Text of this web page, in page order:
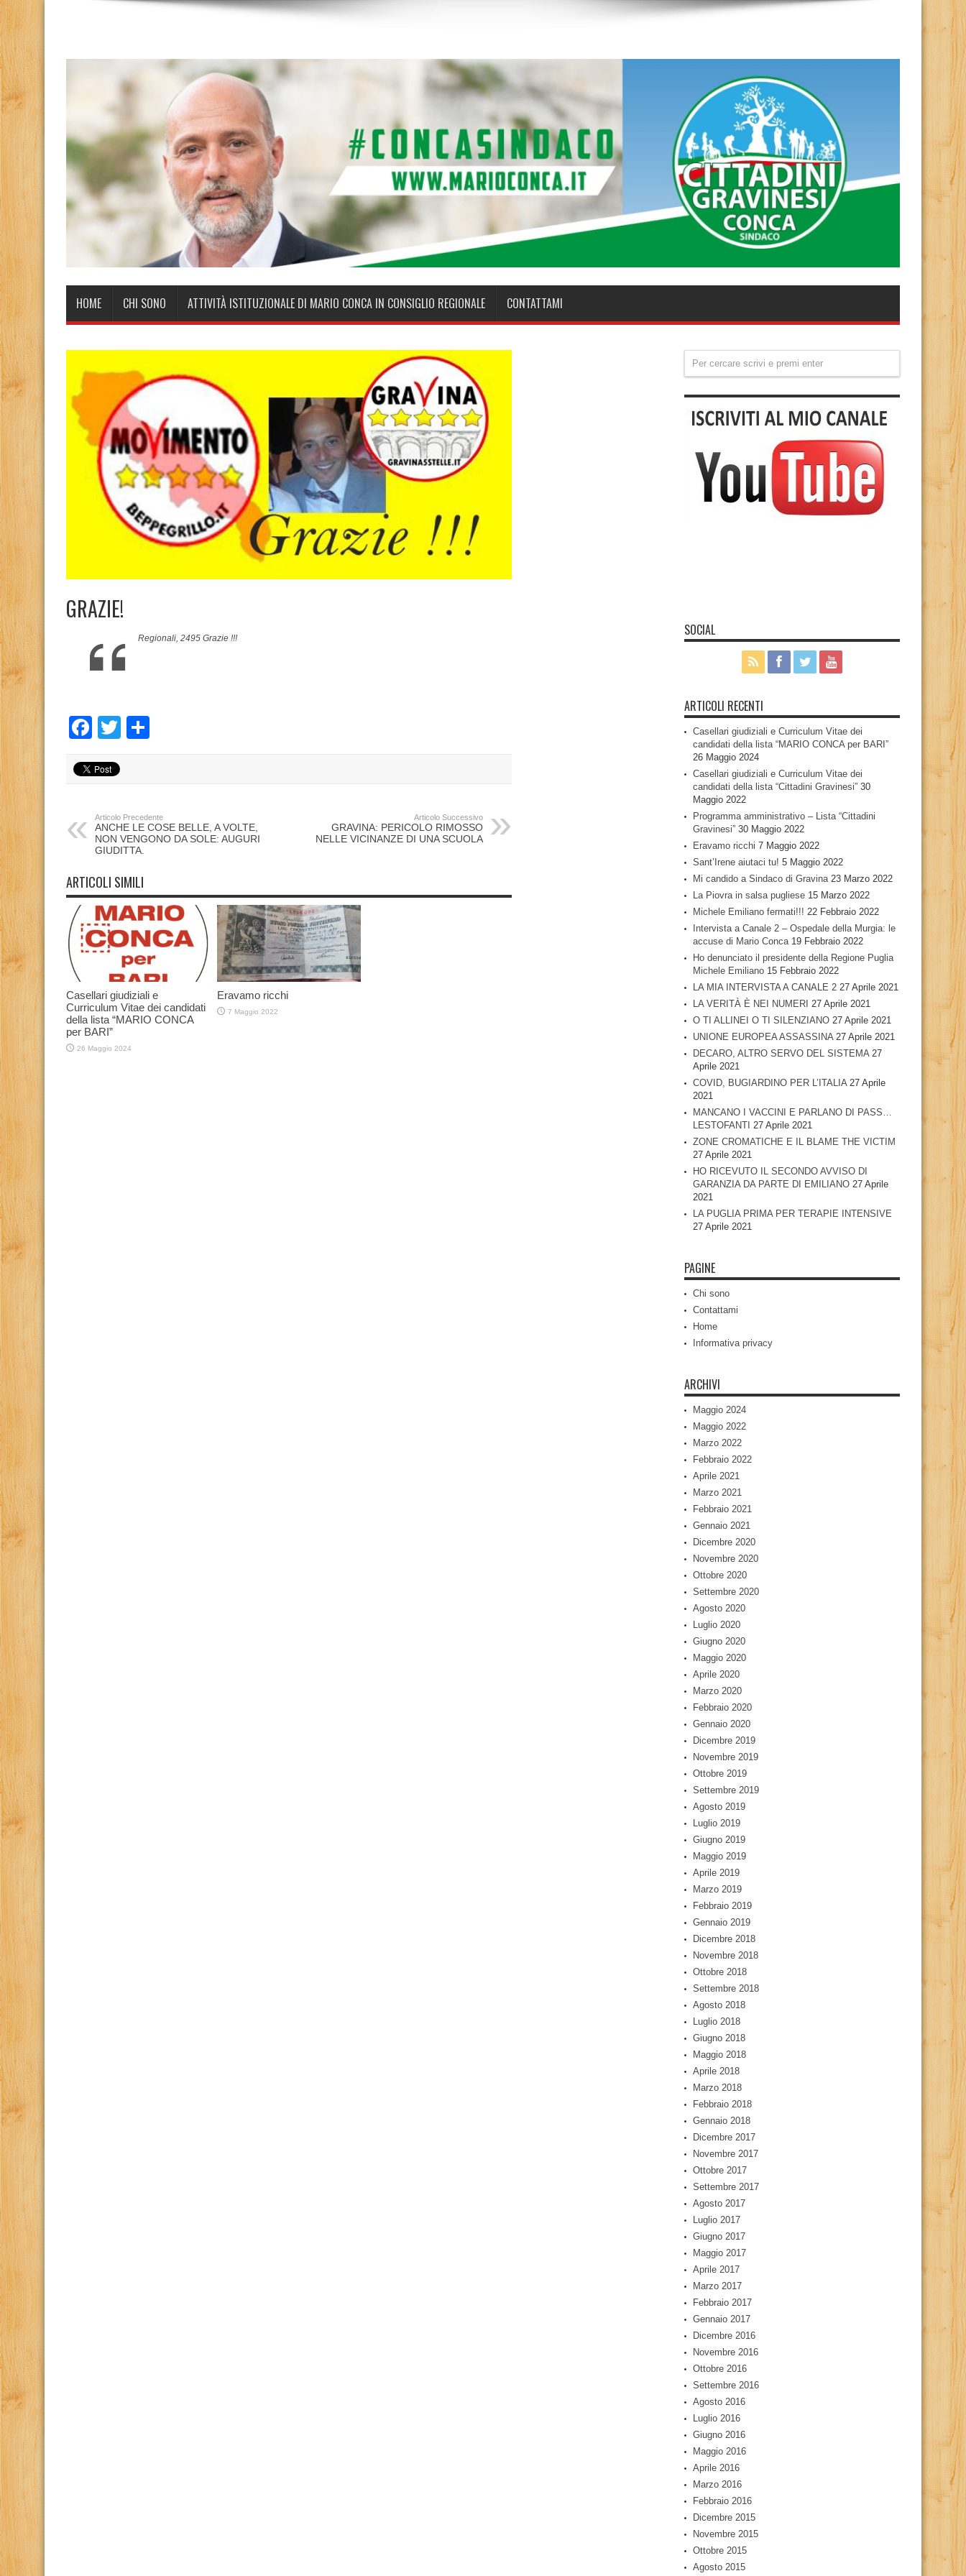
HOME CHI SONO ATTIVITÀ ISTITUZIONALE DI MARIO CONCA IN CONSIGLIO REGIONALE CONTATTAMI
GRAZIE!
Regionali, 2495 Grazie !!!
Facebook
Twitter
Articolo Precedente
ANCHE LE COSE BELLE, A VOLTE,
NON VENGONO DA SOLE: AUGURI
GIUDITTA.
Articolo Successivo
GRAVINA: PERICOLO RIMOSSO
NELLE VICINANZE DI UNA SCUOLA
ARTICOLI SIMILI
Casellari giudiziali e
Curriculum Vitae dei candidati
della lista “MARIO CONCA
per BARI”
26 Maggio 2024
Eravamo ricchi
7 Maggio 2022
SOCIAL
ARTICOLI RECENTI
Casellari giudiziali e Curriculum Vitae dei
candidati della lista “MARIO CONCA per BARI”
26 Maggio 2024
Casellari giudiziali e Curriculum Vitae dei
candidati della lista “Cittadini Gravinesi” 30
Maggio 2022
Programma amministrativo – Lista “Cittadini
Gravinesi” 30 Maggio 2022
Eravamo ricchi 7 Maggio 2022
Sant’Irene aiutaci tu! 5 Maggio 2022
Mi candido a Sindaco di Gravina 23 Marzo 2022
La Piovra in salsa pugliese 15 Marzo 2022
Michele Emiliano fermati!!! 22 Febbraio 2022
Intervista a Canale 2 – Ospedale della Murgia: le
accuse di Mario Conca 19 Febbraio 2022
Ho denunciato il presidente della Regione Puglia
Michele Emiliano 15 Febbraio 2022
LA MIA INTERVISTA A CANALE 2 27 Aprile 2021
LA VERITÀ È NEI NUMERI 27 Aprile 2021
O TI ALLINEI O TI SILENZIANO 27 Aprile 2021
UNIONE EUROPEA ASSASSINA 27 Aprile 2021
DECARO, ALTRO SERVO DEL SISTEMA 27
Aprile 2021
COVID, BUGIARDINO PER L’ITALIA 27 Aprile
2021
MANCANO I VACCINI E PARLANO DI PASS…
LESTOFANTI 27 Aprile 2021
ZONE CROMATICHE E IL BLAME THE VICTIM
27 Aprile 2021
HO RICEVUTO IL SECONDO AVVISO DI
GARANZIA DA PARTE DI EMILIANO 27 Aprile
2021
LA PUGLIA PRIMA PER TERAPIE INTENSIVE
27 Aprile 2021
PAGINE
Chi sono
Contattami
Home
Informativa privacy
ARCHIVI
Maggio 2024
Maggio 2022
Marzo 2022
Febbraio 2022
Aprile 2021
Marzo 2021
Febbraio 2021
Gennaio 2021
Dicembre 2020
Novembre 2020
Ottobre 2020
Settembre 2020
Agosto 2020
Luglio 2020
Giugno 2020
Maggio 2020
Aprile 2020
Marzo 2020
Febbraio 2020
Gennaio 2020
Dicembre 2019
Novembre 2019
Ottobre 2019
Settembre 2019
Agosto 2019
Luglio 2019
Giugno 2019
Maggio 2019
Aprile 2019
Marzo 2019
Febbraio 2019
Gennaio 2019
Dicembre 2018
Novembre 2018
Ottobre 2018
Settembre 2018
Agosto 2018
Luglio 2018
Giugno 2018
Maggio 2018
Aprile 2018
Marzo 2018
Febbraio 2018
Gennaio 2018
Dicembre 2017
Novembre 2017
Ottobre 2017
Settembre 2017
Agosto 2017
Luglio 2017
Giugno 2017
Maggio 2017
Aprile 2017
Marzo 2017
Febbraio 2017
Gennaio 2017
Dicembre 2016
Novembre 2016
Ottobre 2016
Settembre 2016
Agosto 2016
Luglio 2016
Giugno 2016
Maggio 2016
Aprile 2016
Marzo 2016
Febbraio 2016
Dicembre 2015
Novembre 2015
Ottobre 2015
Agosto 2015